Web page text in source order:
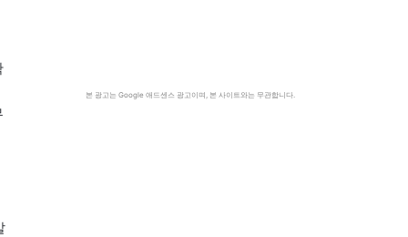
본 광고는 Google 애드센스 광고이며, 본 사이트와는 무관합니다.